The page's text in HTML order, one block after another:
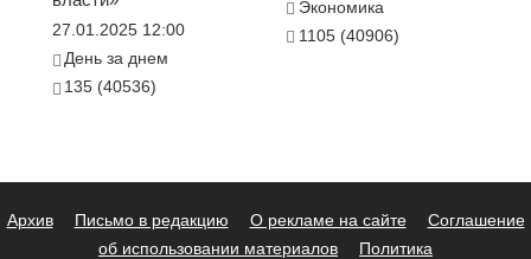
27.01.2025 12:00
День за днем
135 (40536)
Экономика
1105 (40906)
Архив Письмо в редакцию О рекламе на сайте
Соглашение
об использовании материалов
Политика